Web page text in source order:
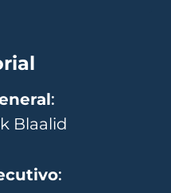
:
Blaalid
: